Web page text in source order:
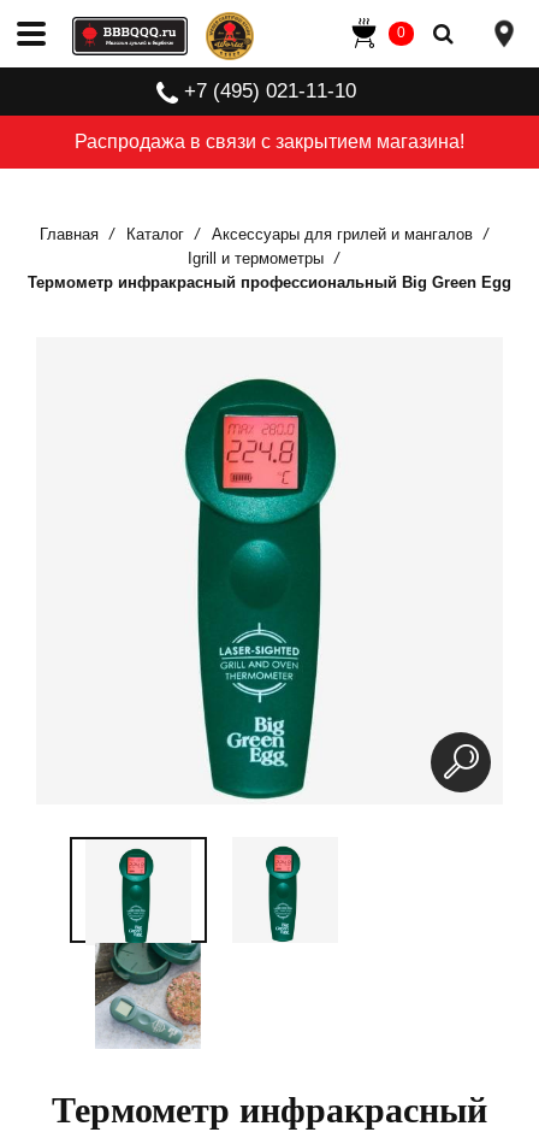
Распродажа в связи с закрытием магазина!
+7 (495) 021-11-10
0
Главная Каталог
Аксессуары для грилей и мангалов
Igrill и термометры
Термометр инфракрасный профессиональный Big Green Egg
Термометр инфракрасный